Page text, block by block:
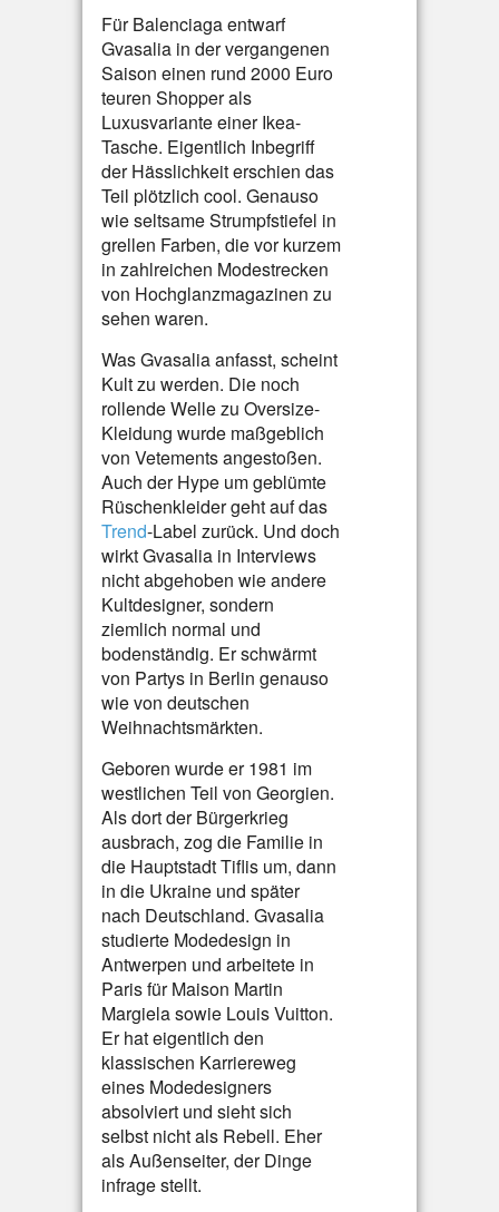
Für Balenciaga entwarf
Gvasalia in der vergangenen
Saison einen rund 2000 Euro
teuren Shopper als
Luxusvariante einer Ikea-
Tasche. Eigentlich Inbegriff
der Hässlichkeit erschien das
Teil plötzlich cool. Genauso
wie seltsame Strumpfstiefel in
grellen Farben, die vor kurzem
in zahlreichen Modestrecken
von Hochglanzmagazinen zu
sehen waren.
Was Gvasalia anfasst, scheint
Kult zu werden. Die noch
rollende Welle zu Oversize-
Kleidung wurde maßgeblich
von Vetements angestoßen.
Auch der Hype um geblümte
Rüschenkleider geht auf das
Trend-Label zurück. Und doch
wirkt Gvasalia in Interviews
nicht abgehoben wie andere
Kultdesigner, sondern
ziemlich normal und
bodenständig. Er schwärmt
von Partys in Berlin genauso
wie von deutschen
Weihnachtsmärkten.
Geboren wurde er 1981 im
westlichen Teil von Georgien.
Als dort der Bürgerkrieg
ausbrach, zog die Familie in
die Hauptstadt Tiflis um, dann
in die Ukraine und später
nach Deutschland. Gvasalia
studierte Modedesign in
Antwerpen und arbeitete in
Paris für Maison Martin
Margiela sowie Louis Vuitton.
Er hat eigentlich den
klassischen Karriereweg
eines Modedesigners
absolviert und sieht sich
selbst nicht als Rebell. Eher
als Außenseiter, der Dinge
infrage stellt.